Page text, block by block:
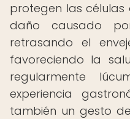
protegen las
daño causado
retrasando el
favoreciendo la
regularmente
experiencia
también un gesto